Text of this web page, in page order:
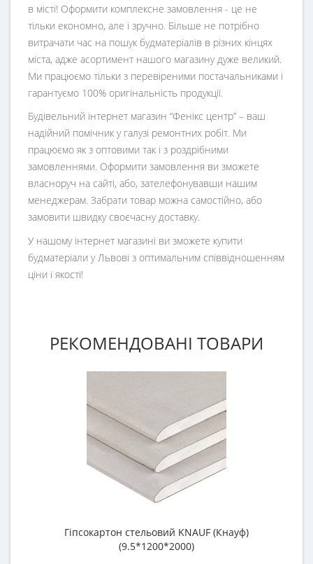
в місті! Оформити комплексне замовлення - це не
тільки економно, але і зручно. Більше не потрібно
витрачати час на пошук будматеріалів в різних кінцях
міста, адже асортимент нашого магазину дуже великий.
Ми працюємо тільки з перевіреними постачальниками і
гарантуємо 100% оригінальність продукції.
Будівельний інтернет магазин “Фенікс центр” – ваш
надійний помічник у галузі ремонтних робіт. Ми
працюємо як з оптовими так і з роздрібними
замовленнями. Оформити замовлення ви зможете
власноруч на сайті, або, зателефонувавши нашим
менеджерам. Забрати товар можна самостійно, або
замовити швидку своєчасну доставку.
У нашому інтернет магазині ви зможете купити
будматеріали у Львові з оптимальним співвідношенням
ціни і якості!
РЕКОМЕНДОВАНІ ТОВАРИ
Гіпсокартон стельовий KNAUF (Кнауф)
(9.5*1200*2000)